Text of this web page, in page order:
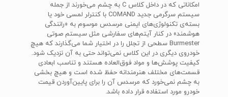
امکاناتی که در داخل کلاس C به چشم می‌خورند از جمله
سیستم سرگرمی جدید COMAND با کنترلر لمسی خود یا
بسته‌ی تکنولوژی‌های ایمنی مرسدس موسوم به «رانندگی
هوشمند» در کنار آیتم‌های سفارشی مثل سیستم صوتی
Burmester سطحی از تجلل را در اختیار شما می‌گذارند که هیچ
خودروی دیگری در این کلاس نمی‌تواند حتی به آن نزدیک شود.
کیفیت پوشش‌ها و مواد فوق‌العاده هستند و تناسب ابعادی
قسمت‌های مختلف هنرمندانه حفظ شده است و هیچ بخشی
به چشم نمی‌خورد که مرسدس آن را برای پایین‌آوردن قیمت
خودرو مورد استفاده قرار داده باشد.